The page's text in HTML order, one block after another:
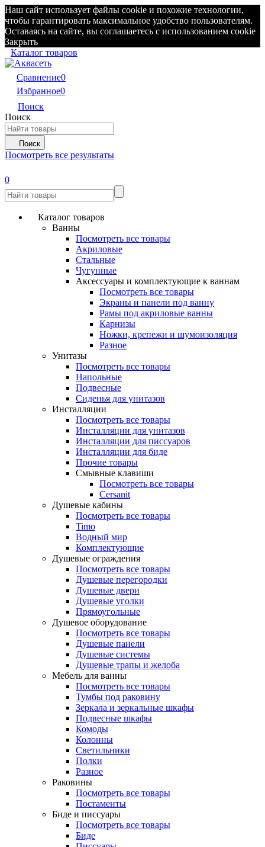
Наш сайт использует файлы cookie и похожие технологии,
чтобы гарантировать максимальное удобство пользователям.
Оставаясь на сайте, вы соглашаетесь с использованием cookie
Закрыть
Каталог товаров
Сравнение0
Избранное0
Поиск
Поиск
Поиск
Посмотреть все результаты
0
Каталог товаров
Ванны
Посмотреть все товары
Акриловые
Стальные
Чугунные
Аксессуары и комплектующие к ваннам
Посмотреть все товары
Экраны и панели под ванну
Рамы под акриловые ванны
Карнизы
Ножки, крепежи и шумоизоляция
Разное
Унитазы
Посмотреть все товары
Напольные
Подвесные
Сиденья для унитазов
Инсталляции
Посмотреть все товары
Инсталляции для унитазов
Инсталляции для писсуаров
Инсталляции для биде
Прочие товары
Смывные клавиши
Посмотреть все товары
Cersanit
Душевые кабины
Посмотреть все товары
Timo
Водный мир
Комплектующие
Душевые ограждения
Посмотреть все товары
Душевые перегородки
Душевые двери
Душевые уголки
Прямоугольные
Душевое оборудование
Посмотреть все товары
Душевые панели
Душевые системы
Душевые трапы и желоба
Мебель для ванны
Посмотреть все товары
Тумбы под раковину
Зеркала и зеркальные шкафы
Подвесные шкафы
Комоды
Колонны
Светильники
Полки
Разное
Раковины
Посмотреть все товары
Постаменты
Биде и писсуары
Посмотреть все товары
Биде